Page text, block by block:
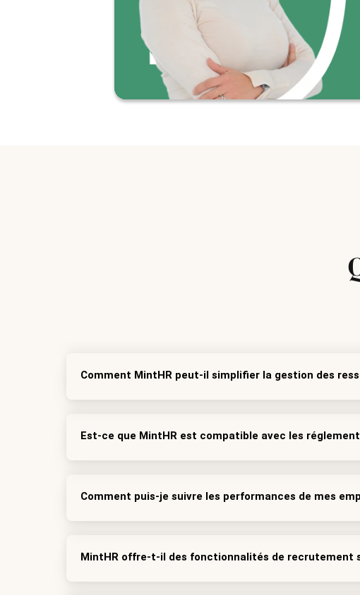
Comment MintHR peut-il simplifier la gestion des
Est-ce que MintHR est compatible avec les
Comment puis-je suivre les performances de mes
MintHR offre-t-il des fonctionnalités de recrutement